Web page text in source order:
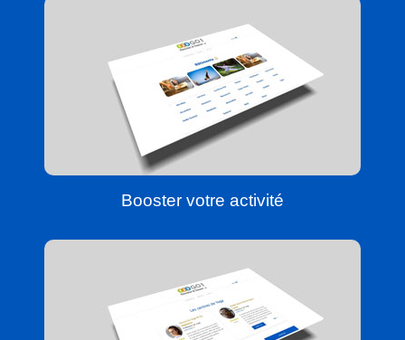
Booster votre activité